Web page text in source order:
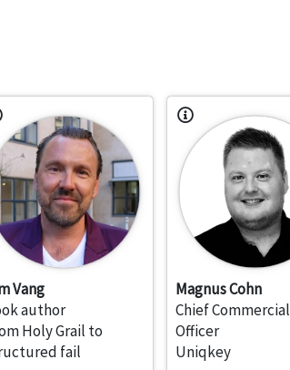
Vang
author
Holy Grail to
fail
Magnus Cohn
Chief Commercial
Officer
Uniqkey